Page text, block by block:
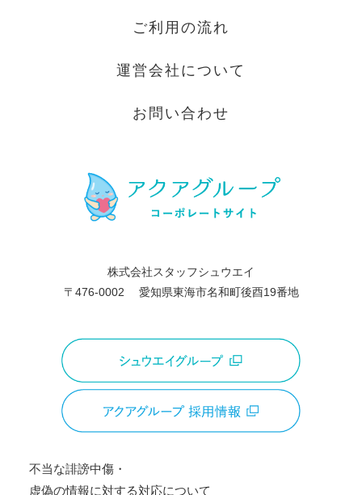
る場合であって、本人の同意を得ること
おそれがあるとき
た情報処理業者などに預託（委託）する場
合があります。その場合には当社の責任で
適切な委託先を選択し、個人情報の取扱に
用停止等の問い合わせについて
お申し出ください。ご本人様からの請求で
あることが確認できた場合、すみやかに開
示・訂正・削除・利用の停止をいたしま
す。
【管理者及び連絡先】
ご利⽤の流れ
運営会社について
お問い合わせ
株式会社スタッフシュウエイ
〒476-0002
愛知県東海市名和町後⾣19番地
不当な誹謗中傷・
虚偽の情報に対する対応について